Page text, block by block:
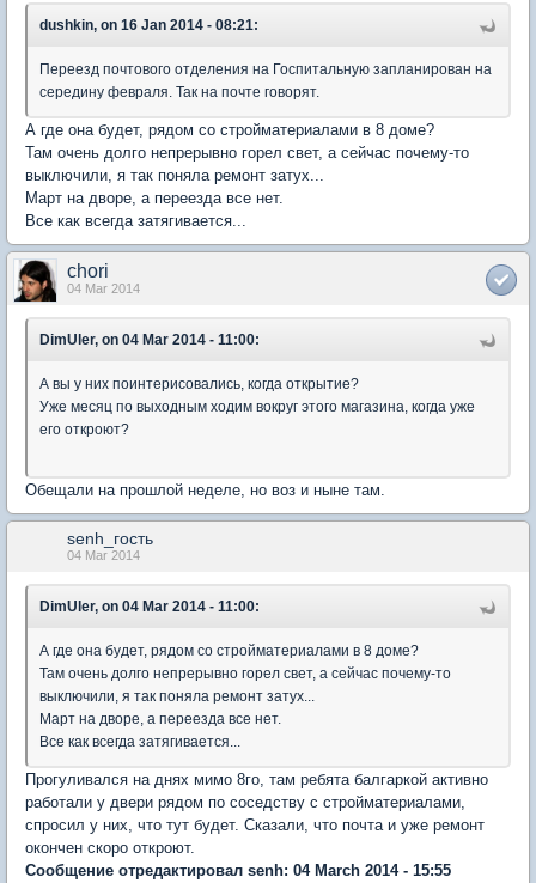
dushkin, on 16 Jan 2014 - 08:21:
Переезд почтового отделения на Госпитальную запланирован на
середину февраля. Так на почте говорят.
А где она будет, рядом со стройматериалами в 8 доме?
Там очень долго непрерывно горел свет, а сейчас почему-то
выключили, я так поняла ремонт затух...
Март на дворе, а переезда все нет.
Все как всегда затягивается...
chori
04 Mar 2014
DimUler, on 04 Mar 2014 - 11:00:
А вы у них поинтерисовались, когда открытие?
Уже месяц по выходным ходим вокруг этого магазина, когда уже
его откроют?
Обещали на прошлой неделе, но воз и ныне там.
senh_гость
04 Mar 2014
DimUler, on 04 Mar 2014 - 11:00:
А где она будет, рядом со стройматериалами в 8 доме?
Там очень долго непрерывно горел свет, а сейчас почему-то
выключили, я так поняла ремонт затух...
Март на дворе, а переезда все нет.
Все как всегда затягивается...
Прогуливался на днях мимо 8го, там ребята балгаркой активно
работали у двери рядом по соседству с стройматериалами,
спросил у них, что тут будет. Сказали, что почта и уже ремонт
окончен скоро откроют.
Сообщение отредактировал senh: 04 March 2014 - 15:55